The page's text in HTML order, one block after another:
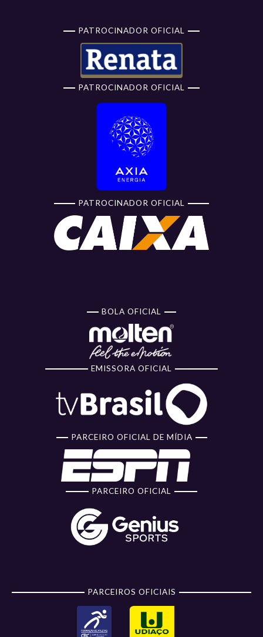
PATROCINADOR OFICIAL
PATROCINADOR OFICIAL
PATROCINADOR OFICIAL
BOLA OFICIAL
EMISSORA OFICIAL
PARCEIRO OFICIAL DE MÍDIA
PARCEIRO OFICIAL
PARCEIROS OFICIAIS